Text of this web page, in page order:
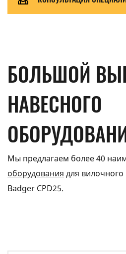
БОЛЬШОЙ
НАВЕСНОГО
Мы предлагаем более 40
оборудования для вилочного
Badger CPD25.